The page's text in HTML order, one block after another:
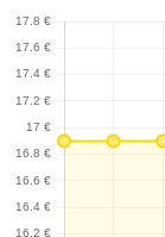
noter que le câble
savoureuse.